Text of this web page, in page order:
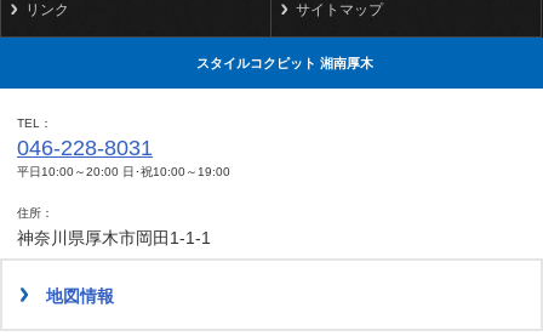
リンク サイトマップ
スタイルコクピット 湘南厚木
TEL
046-228-8031
平日10:00～20:00 日･祝10:00～19:00
住所
神奈川県厚木市岡田1-1-1
地図情報